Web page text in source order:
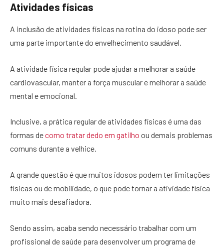
Atividades físicas
A inclusão de atividades físicas na rotina do idoso pode ser
uma parte importante do envelhecimento saudável.
A atividade física regular pode ajudar a melhorar a saúde
cardiovascular, manter a força muscular e melhorar a saúde
mental e emocional.
Inclusive, a prática regular de atividades físicas é uma das
formas decomo tratar dedo em gatilho ou demais problemas
comuns durante a velhice.
A grande questão é que muitos idosos podem ter limitações
físicas ou de mobilidade, o que pode tornar a atividade física
muito mais desafiadora.
Sendo assim, acaba sendo necessário trabalhar com um
profissional de saúde para desenvolver um programa de